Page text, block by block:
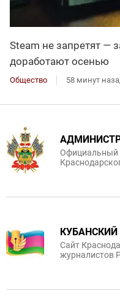
Steam не запретят —
доработают осенью
Общество 58 минут
Официальный
КУБАНСКИЙ
Сайт
журналистов